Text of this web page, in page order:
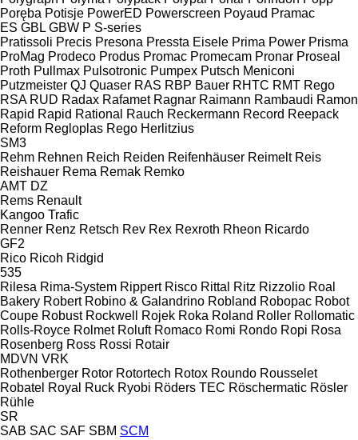
Poręba Potisje PowerED Powerscreen Poyaud Pramac
ES GBL GBW P S-series
Pratissoli Precis Presona Pressta Eisele Prima Power Prisma
ProMag Prodeco Produs Promac Promecam Pronar Proseal
Proth Pullmax Pulsotronic Pumpex Putsch Meniconi
Putzmeister QJ Quaser RAS RBP Bauer RHTC RMT Rego
RSA RUD Radax Rafamet Ragnar Raimann Rambaudi Ramon
Rapid Rapid Rational Rauch Reckermann Record Reepack
Reform Regloplas Rego Herlitzius
SM3
Rehm Rehnen Reich Reiden Reifenhäuser Reimelt Reis
Reishauer Rema Remak Remko
AMT DZ
Rems Renault
Kangoo Trafic
Renner Renz Retsch Rev Rex Rexroth Rheon Ricardo
GF2
Rico Ricoh Ridgid
535
Rilesa Rima-System Rippert Risco Rittal Ritz Rizzolio Roal
Bakery Robert Robino & Galandrino Robland Robopac Robot
Coupe Robust Rockwell Rojek Roka Roland Roller Rollomatic
Rolls-Royce Rolmet Roluft Romaco Romi Rondo Ropi Rosa
Rosenberg Ross Rossi Rotair
MDVN VRK
Rothenberger Rotor Rotortech Rotox Roundo Rousselet
Robatel Royal Ruck Ryobi Röders TEC Röschermatic Rösler
Rühle
SR
SAB SAC SAF SBM SCM